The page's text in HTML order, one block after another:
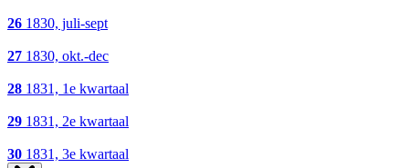
26 1830, juli-sept
27 1830, okt.-dec
28 1831, 1e kwartaal
29 1831, 2e kwartaal
30 1831, 3e kwartaal